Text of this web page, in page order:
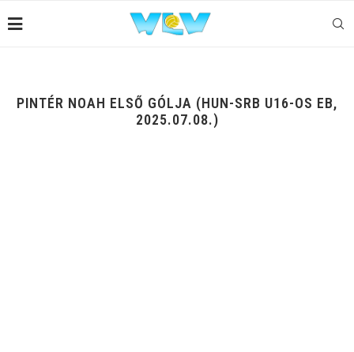
PINTÉR NOAH ELSŐ GÓLJA (HUN-SRB U16-OS EB,
2025.07.08.)